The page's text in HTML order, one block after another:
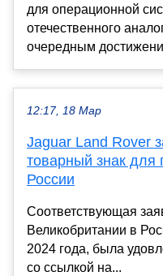
для операционной
отечественного
очередным
12:17, 18 Мар
Jaguar Land Rover
товарный знак для
России
Соответствующая
Великобритании в
2024 года, была
со ссылкой на...